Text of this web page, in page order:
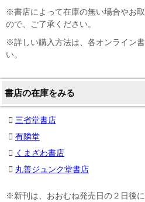
※書店によって在庫の無い場合やお
ので、ご了承ください。
※詳しい購入方法は、各オンライン
い。
書店の在庫をみる
三省堂書店
有隣堂
くまざわ書店
丸善ジュンク堂書店
※新刊は、おおむね発売日の２日後